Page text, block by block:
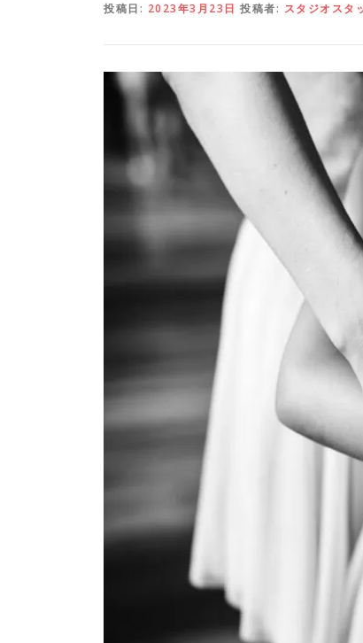
投稿日: 2023年3月23日 投稿者: スタジオスタ